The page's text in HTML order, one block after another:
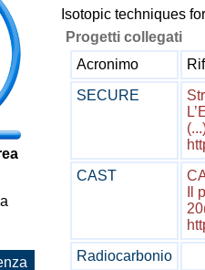
Isotopic techniques
Progetti collegati
Acronimo
SECURE
CAST
Il
Radiocarbonio